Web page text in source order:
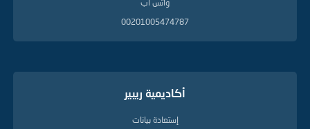
واتس آب
00201005474787
أكاديمية ريبير
إستعادة بيانات